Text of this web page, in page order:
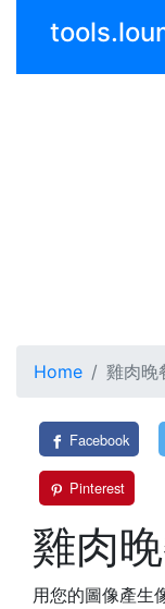
Home 雞肉晚
Facebook
Pinterest
雞肉
用您的圖像產生